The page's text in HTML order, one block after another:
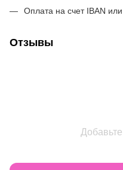
Оплата на счет IBAN
Отзывы